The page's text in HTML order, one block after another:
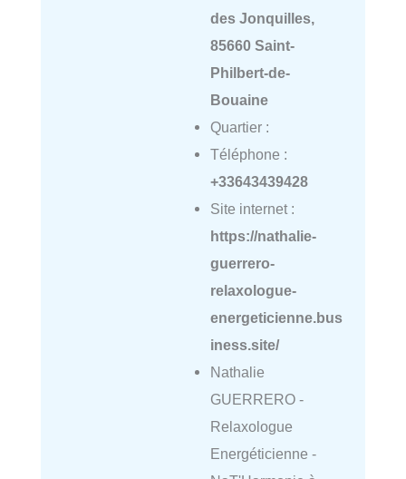
des Jonquilles,
85660 Saint-
Philbert-de-
Bouaine
Quartier :
Téléphone :
+33643439428
Site internet :
https://nathalie-
guerrero-
relaxologue-
energeticienne.bus
iness.site/
Nathalie
GUERRERO -
Relaxologue
Energéticienne -